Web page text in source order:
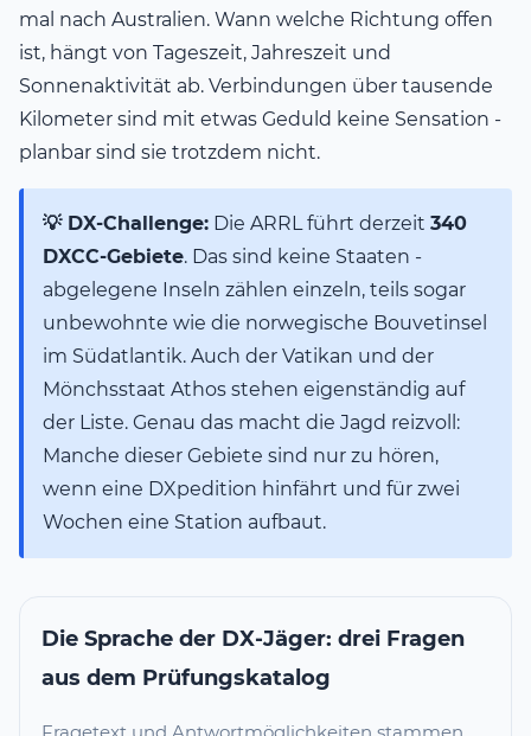
mal nach Australien. Wann welche Richtung offen
ist, hängt von Tageszeit, Jahreszeit und
Sonnenaktivität ab. Verbindungen über tausende
Kilometer sind mit etwas Geduld keine Sensation -
planbar sind sie trotzdem nicht.
💡 DX-Challenge: Die ARRL führt derzeit 340
DXCC-Gebiete. Das sind keine Staaten -
abgelegene Inseln zählen einzeln, teils sogar
unbewohnte wie die norwegische Bouvetinsel
im Südatlantik. Auch der Vatikan und der
Mönchsstaat Athos stehen eigenständig auf
der Liste. Genau das macht die Jagd reizvoll:
Manche dieser Gebiete sind nur zu hören,
wenn eine DXpedition hinfährt und für zwei
Wochen eine Station aufbaut.
Die Sprache der DX-Jäger: drei Fragen
aus dem Prüfungskatalog